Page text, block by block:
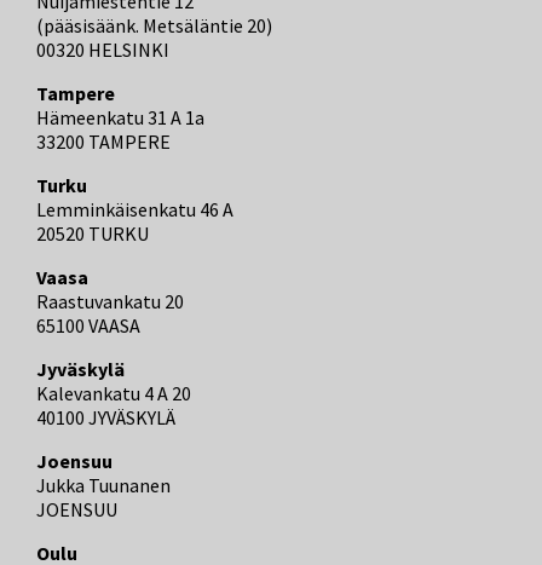
(pääsisäänk. Metsäläntie 20)
00320 HELSINKI
Tampere
Hämeenkatu 31 A 1a
33200 TAMPERE
Turku
Lemminkäisenkatu 46 A
20520 TURKU
Vaasa
Raastuvankatu 20
65100 VAASA
Jyväskylä
Kalevankatu 4 A 20
40100 JYVÄSKYLÄ
Joensuu
Jukka Tuunanen
JOENSUU
Oulu